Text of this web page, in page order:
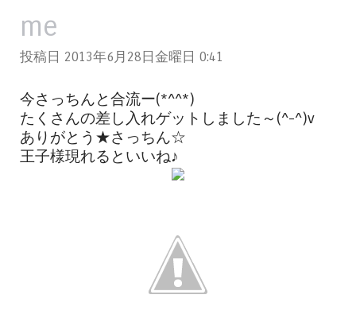
me
投稿日 2013年6月28日金曜日 0:41
今さっちんと合流ー(*^^*)
たくさんの差し入れゲットしました～(^-^)v
ありがとう★さっちん☆
王子様現れるといいね♪